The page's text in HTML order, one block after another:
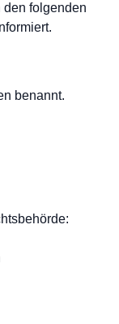
folgenden
benannt.